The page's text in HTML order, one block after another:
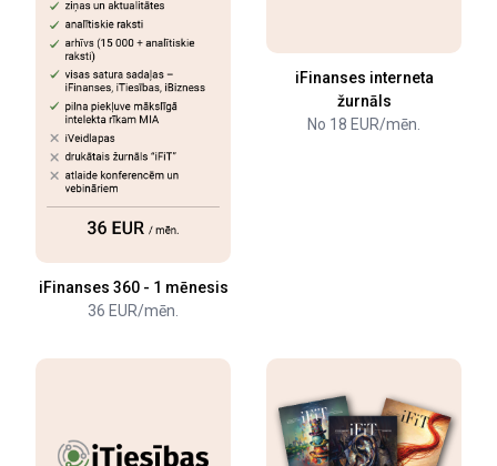
iFinanses 360 - 1 mēnesis
36 EUR/mēn.
iFinanses interneta
žurnāls
No 18 EUR/mēn.